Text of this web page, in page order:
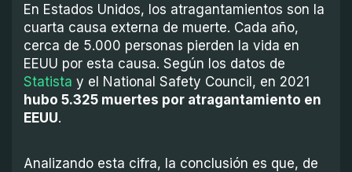
En Estados Unidos, los atragantamientos son la
cuarta causa externa de muerte. Cada año,
cerca de 5.000 personas pierden la vida en
EEUU por esta causa. Según los datos de
Statista y el National Safety Council, en 2021
hubo 5.325 muertes por atragantamiento en
EEUU.
Analizando esta cifra, la conclusión es que, de